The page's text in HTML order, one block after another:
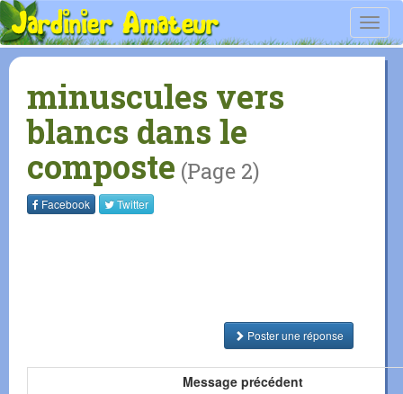
minuscules vers
blancs dans le
composte (Page 2)
Facebook Twitter
Poster une réponse
Message précédent